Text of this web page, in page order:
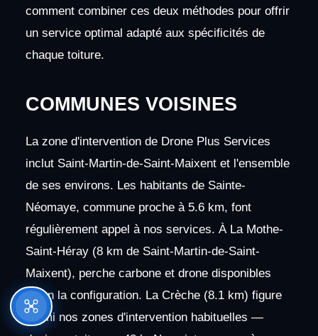
comment combiner ces deux méthodes pour offrir
un service optimal adapté aux spécificités de
chaque toiture.
COMMUNES VOISINES
La zone d'intervention de Drone Plus Services
inclut Saint-Martin-de-Saint-Maixent et l'ensemble
de ses environs. Les habitants de Sainte-
Néomaye, commune proche à 5.6 km, font
régulièrement appel à nos services. À La Mothe-
Saint-Héray (8 km de Saint-Martin-de-Saint-
Maixent), perche carbone et drone disponibles
selon la configuration. La Crèche (8.1 km) figure
parmi nos zones d'intervention habituelles —